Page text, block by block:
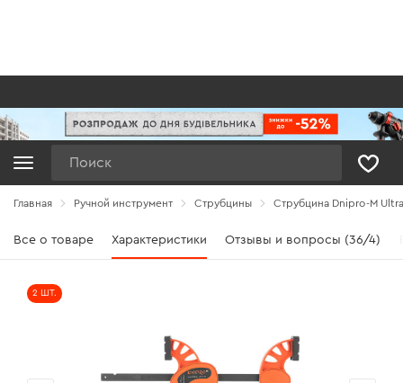
Главная Ручной инструмент Струбцины Струбцина Dnipro-M
Все о товаре Характеристики Отзывы и вопросы (36/4)
2 ШТ.